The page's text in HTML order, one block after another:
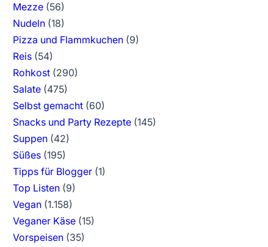
Mezze(56)
Nudeln(18)
Pizza und Flammkuchen(9)
Reis(54)
Rohkost(290)
Salate(475)
Selbst gemacht(60)
Snacks und Party Rezepte(145)
Suppen(42)
Süßes(195)
Tipps für Blogger(1)
Top Listen(9)
Vegan(1.158)
Veganer Käse(15)
Vorspeisen(35)